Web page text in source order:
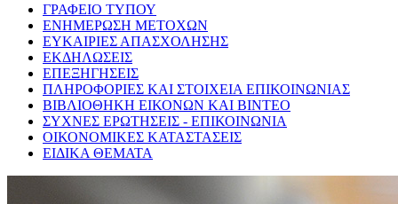
ΓΡΑΦΕΙΟ ΤΥΠΟΥ
ΕΝΗΜΕΡΩΣΗ ΜΕΤΟΧΩΝ
ΕΥΚΑΙΡΙΕΣ ΑΠΑΣΧΟΛΗΣΗΣ
ΕΚΔΗΛΩΣΕΙΣ
ΕΠΕΞΗΓΗΣΕΙΣ
ΠΛΗΡΟΦΟΡΙΕΣ ΚΑΙ ΣΤΟΙΧΕΙΑ ΕΠΙΚΟΙΝΩΝΙΑΣ
ΒΙΒΛΙΟΘΗΚΗ ΕΙΚΟΝΩΝ ΚΑΙ ΒΙΝΤΕΟ
ΣΥΧΝΕΣ ΕΡΩΤΗΣΕΙΣ - ΕΠΙΚΟΙΝΩΝΙΑ
ΟΙΚΟΝΟΜΙΚΕΣ ΚΑΤΑΣΤΑΣΕΙΣ
ΕΙΔΙΚΑ ΘΕΜΑΤΑ